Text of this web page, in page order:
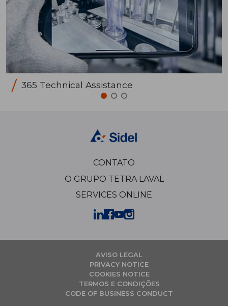
365 Technical Assistance
CONTATO
O GRUPO TETRA LAVAL
SERVICES ONLINE
AVISO LEGAL
PRIVACY NOTICE
COOKIES NOTICE
TERMOS E CONDIÇÕES
CODE OF BUSINESS CONDUCT